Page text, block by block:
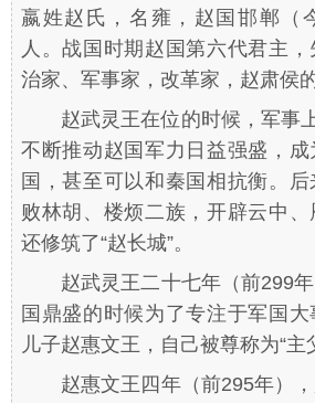
嬴姓赵氏，名雍，赵国邯郸（
人。战国时期赵国第六代君主
治家、军事家，改革家，赵肃侯的
赵武灵王在位的时候，军事
不断推动赵国军力日益强盛，
国，甚至可以和秦国相抗衡。
败林胡、楼烦二族，开辟云中、
还修筑了“赵长城”。
赵武灵王二十七年（前299
国鼎盛的时候为了专注于军国
儿子赵惠文王，自己被尊称为“主
赵惠文王四年（前295年）